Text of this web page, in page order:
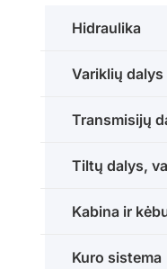
Hidraulika
Variklių dalys
Transmisijų
Tiltų dalys,
Kabina ir
Kuro sistema